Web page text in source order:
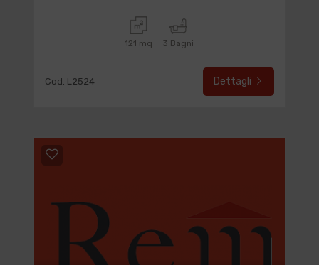
121 mq 3 Bagni
Cod. L2524 Dettagli